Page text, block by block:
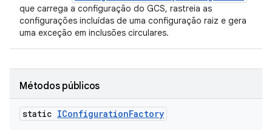
que carrega a configuração do GCS, rastreia as
configurações incluídas de uma configuração raiz e gera
uma exceção em inclusões circulares.
Métodos públicos
static IConfigurationFactory